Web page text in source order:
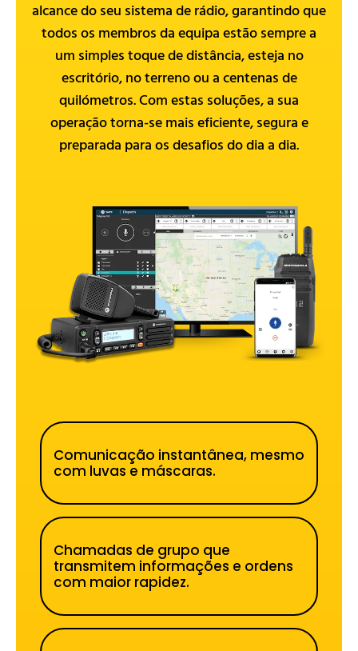
alcance do seu sistema de rádio, garantindo que
todos os membros da equipa estão sempre a
um simples toque de distância, esteja no
escritório, no terreno ou a centenas de
quilómetros. Com estas soluções, a sua
operação torna-se mais eficiente, segura e
preparada para os desafios do dia a dia.
Comunicação instantânea, mesmo
com luvas e máscaras.
Chamadas de grupo que
transmitem informações e ordens
com maior rapidez.